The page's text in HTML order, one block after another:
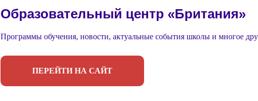
Образовательный центр «Британия»
Программы обучения, новости, актуальные события школы и многое
ПЕРЕЙТИ НА САЙТ